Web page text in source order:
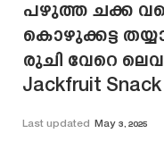
പഴുത്ത ചക്ക
കൊഴുക്കട്ട
രുചി വേറെ
Jackfruit Snack
Last updated May 3, 2025